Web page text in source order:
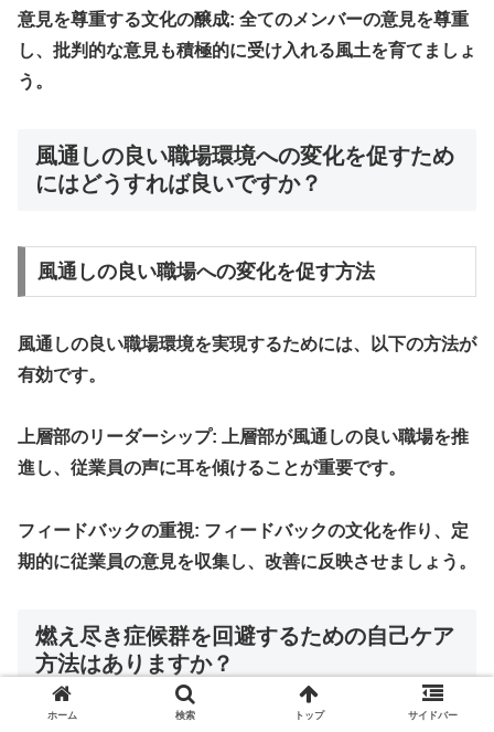
意見を尊重する文化の醸成: 全てのメンバーの意見を尊重
し、批判的な意見も積極的に受け入れる風土を育てましょ
う。
風通しの良い職場環境への変化を促すため
にはどうすれば良いですか？
風通しの良い職場への変化を促す方法
風通しの良い職場環境を実現するためには、以下の方法が
有効です。
上層部のリーダーシップ: 上層部が風通しの良い職場を推
進し、従業員の声に耳を傾けることが重要です。
フィードバックの重視: フィードバックの文化を作り、定
期的に従業員の意見を収集し、改善に反映させましょう。
燃え尽き症候群を回避するための自己ケア
方法はありますか？
ホーム 検索 トップ サイドバー